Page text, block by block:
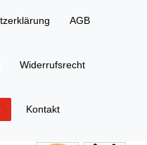
AGB
Widerrufs­recht
Kontakt